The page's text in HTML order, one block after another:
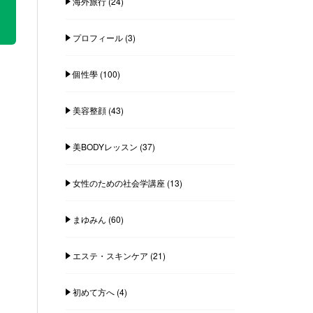
プロフィール(3)
個性學(100)
美容整顔(43)
美BODYレッスン (37)
女性のための社会学講座(13)
まゆみん (60)
エステ・スキンケア (21)
初めて方へ(4)